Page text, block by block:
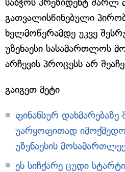
გათვალისწინებული
ხელმოწერამდე უკვე
უზენაესი სასამართლოს
არჩევის პროცესს არ
გაიგეთ მეტი
ფინანსურ დახმარებაზე
უარყოფითად
უზენაესის
ეს სიჩქარე ცუდი